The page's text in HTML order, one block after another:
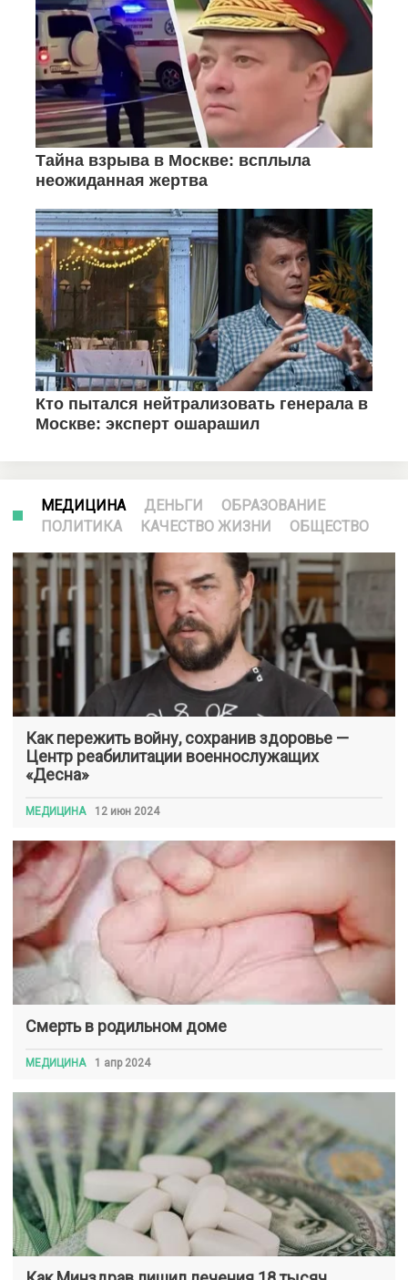
МЕДИЦИНА ДЕНЬГИ
ОБРАЗОВАНИЕ
ПОЛИТИКА
КАЧЕСТВО ЖИЗНИ ОБЩЕСТВО
Как пережить войну, сохранив здоровье —
Центр реабилитации военнослужащих
«Десна»
МЕДИЦИНА 12 июн 2024
Смерть в родильном доме
МЕДИЦИНА 1 апр 2024